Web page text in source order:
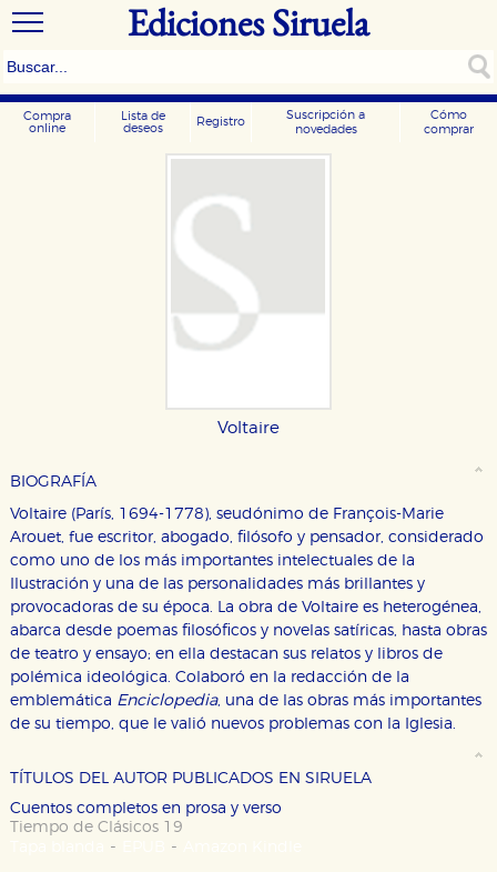
Ediciones Siruela
Compra
online
Lista de
deseos
Registro
Suscripción a
novedades
Cómo
comprar
Voltaire
BIOGRAFÍA
Voltaire (París, 1694-1778), seudónimo de François-Marie
Arouet, fue escritor, abogado, filósofo y pensador, considerado
como uno de los más importantes intelectuales de la
Ilustración y una de las personalidades más brillantes y
provocadoras de su época. La obra de Voltaire es heterogénea,
abarca desde poemas filosóficos y novelas satíricas, hasta obras
de teatro y ensayo; en ella destacan sus relatos y libros de
polémica ideológica. Colaboró en la redacción de la
emblemática Enciclopedia, una de las obras más importantes
de su tiempo, que le valió nuevos problemas con la Iglesia.
TÍTULOS DEL AUTOR PUBLICADOS EN SIRUELA
Cuentos completos en prosa y verso
Tiempo de Clásicos 19
- -
CONFIGURACIÓN DE COOKIES
HABILITAR TODO RECHAZAR TODO
Estas cookies son necesarias para que nuestro sitio
web funcione y no es posible deshabilitarlas desde
nuestro sistema. Es posible hacerlo desde el